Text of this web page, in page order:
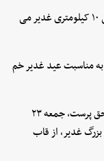
برنامه «در شهر» نیز به پوشش رسانه ای مراسم مهمونی ۱۰ کیلومتری غدیر می
می گردیم» به مناسبت عید غدیر خم
برنامه زنده و شاد «طهرانشاط» به تهیه کنندگی میلاد حق پرست، جمعه ۲۳
شب، ساعت ۱۰:۳۰ ویژه عید بزرگ غدیر، از قاب